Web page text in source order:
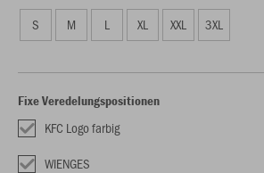
S M L XL XXL 3XL
Fixe Veredelungspositionen
KFC Logo farbig
WIENGES